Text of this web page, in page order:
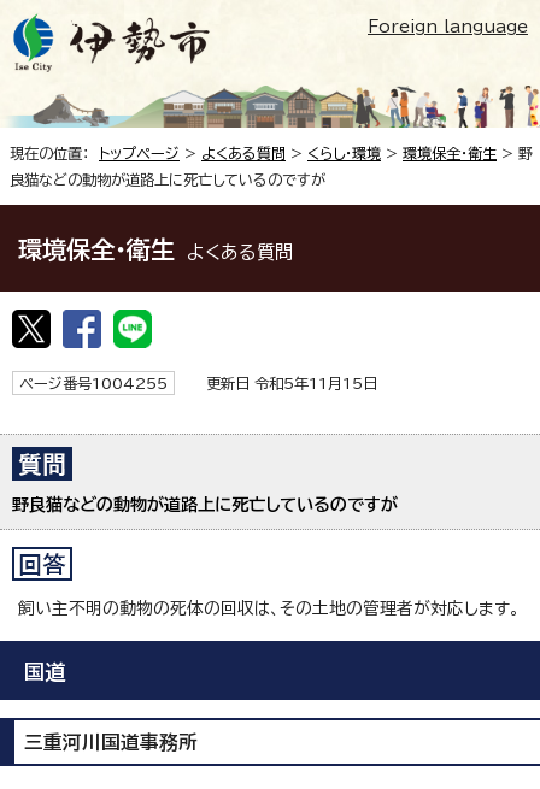
Foreign language
現在の位置： トップページ > よくある質問 > くらし・環境 > 環境保全・衛生 > 野
良猫などの動物が道路上に死亡しているのですが
環境保全・衛生 よくある質問
ページ番号1004255 更新日 令和5年11月15日
野良猫などの動物が道路上に死亡しているのですが
飼い主不明の動物の死体の回収は、その土地の管理者が対応します。
国道
三重河川国道事務所